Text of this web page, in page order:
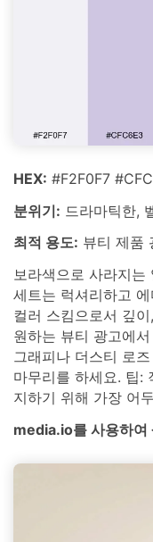
HEX: #F2F0F7
분위기: 드라마틱한,
최적 용도: 뷰티 제품
보라색으로 사라지는
세트는 럭셔리하고
컬러 스킴으로서 깊
원하는 뷰티 광고에
그래피나 더스티 로
마무리를 하세요. 팁:
지하기 위해 가장 어
media.io를 사용하여